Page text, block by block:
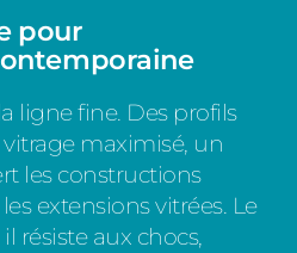
pour
ligne fine. Des profils
maximisé, un
les constructions
extensions vitrées. Le
résiste aux chocs,